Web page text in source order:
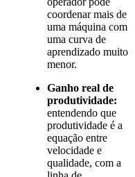
coordenar mais de
uma máquina com
uma curva de
aprendizado muito
menor.
Ganho real de
produtividade:
entendendo que
produtividade é a
equação entre
velocidade e
qualidade, com a